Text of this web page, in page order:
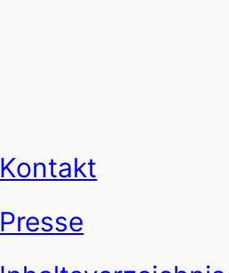
Kontakt
Presse